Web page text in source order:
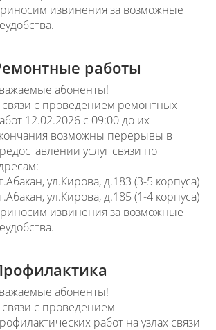
извинения за возможные
работы
абоненты!
связи с проведением ремонтных
12.02.2026 с 09:00 до их
возможны перерывы в
услуг связи по
ул.Кирова, д.183 (3-5 корпуса)
ул.Кирова, д.185 (1-4 корпуса)
извинения за возможные
абоненты!
с проведением
работ на узлах связи